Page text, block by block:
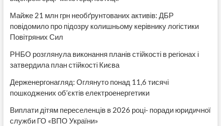
Майже 21 млн грн необґрунтованих активів: ДБР
повідомило про підозру колишньому керівнику логістики
Повітряних Сил
РНБО розглянула виконання планів стійкості в регіонах і
затвердила план стійкості Києва
Держенергонагляд: Оглянуто понад 11,6 тисячі
пошкоджених об’єктів електроенергетики
Виплати дітям переселенців в 2026 році- поради юридичної
служби ГО «ВПО України»